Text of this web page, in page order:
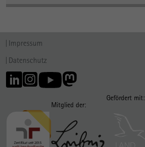
Impressum
Datenschutz
Mitglied der:
Gefördert mit: